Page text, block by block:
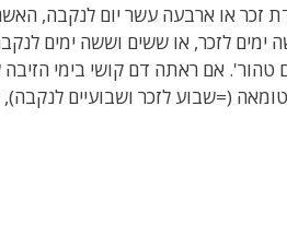
זכר או ארבעה עשר יום לנקבה,
ימים לזכר, או ששים וששה ימים
טהור'. אם ראתה דם קושי בימי הזיבה
הטומאה (=שבוע לזכר ושבועיים